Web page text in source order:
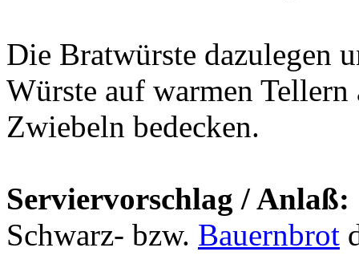
Die Bratwürste dazulegen
Würste auf warmen
Zwiebeln bedecken.
Serviervorschlag / Anlaß:
Schwarz- bzw. Bauernbrot